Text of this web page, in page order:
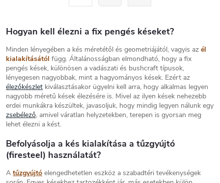
y
t
á
s
e
l
e
e
o
z
á
s
Hogyan kell élezni a fix pengés késeket?
Minden lényegében a kés méretétől és geometriájától, vagyis az él
kialakításától függ. Általánosságban elmondható, hogy a fix
pengés kések, különösen a vadászati és bushcraft típusok,
lényegesen nagyobbak, mint a hagyományos kések. Ezért az
élezőkészlet kiválasztásakor ügyelni kell arra, hogy alkalmas legyen
nagyobb méretű kések élezésére is. Mivel az ilyen kések nehezebb
erdei munkákra készültek, javasoljuk, hogy mindig legyen nálunk egy
zsebélező, amivel váratlan helyzetekben, terepen is gyorsan meg
lehet élezni a kést.
Befolyásolja a kés kialakítása a tűzgyújtó
(firesteel) használatát?
A tűzgyújtó elengedhetetlen eszköz a szabadtéri tevékenységek